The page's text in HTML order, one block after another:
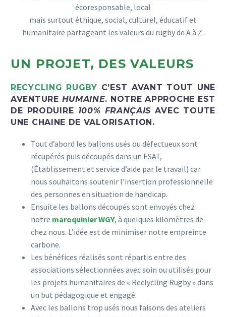
écoresponsable, local
mais surtout éthique, social, culturel, éducatif et
humanitaire partageant les valeurs du rugby de A à Z.
UN PROJET, DES VALEURS
RECYCLING RUGBY C’EST AVANT TOUT UNE
AVENTURE HUMAINE. NOTRE APPROCHE EST
DE PRODUIRE 100% FRANÇAIS AVEC TOUTE
UNE CHAINE DE VALORISATION.
Tout d’abord les ballons usés ou défectueux sont
récupérés puis découpés dans un ESAT,
(Établissement et service d’aide par le travail) car
nous souhaitons soutenir l’insertion professionnelle
des personnes en situation de handicap.
Ensuite les ballons découpés sont envoyés chez
notre maroquinier WGY, à quelques kilomètres de
chez nous. L’idée est de minimiser notre empreinte
carbone.
Les bénéfices réalisés sont répartis entre des
associations sélectionnées avec soin ou utilisés pour
les projets humanitaires de « Reclycling Rugby » dans
un but pédagogique et engagé.
Avec les ballons trop usés nous faisons des ateliers